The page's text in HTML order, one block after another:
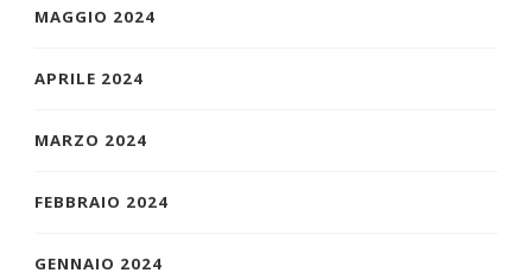
MAGGIO 2024
APRILE 2024
MARZO 2024
FEBBRAIO 2024
GENNAIO 2024